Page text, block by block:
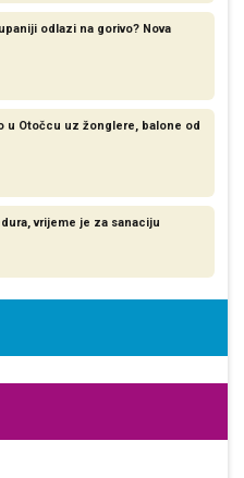
odlazi na gorivo? Nova
u Otočcu uz žonglere, balone od
vrijeme je za sanaciju